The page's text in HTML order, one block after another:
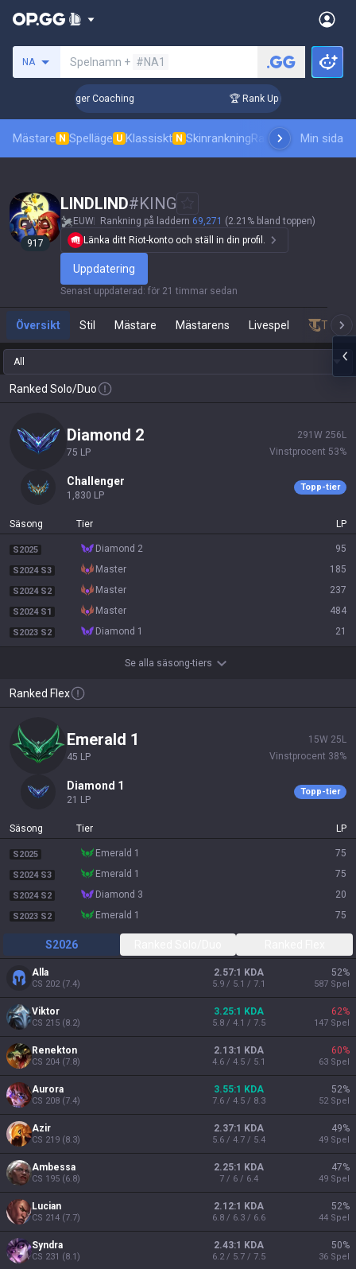
NA Spelnamn + #NA1
Days! Challenger Coaching 🏆 Rank Up in 3 Days!
Mästare N Spelläge U Klassiskt N SkinrankningRanking Pro
Min sida
917
LINDLIND#KING
EUW Rankning på laddern 69,271 (2.21% bland toppen)
Länka ditt Riot-konto och ställ in din profil.
Uppdatering
Senast uppdaterad : för 21 timmar sedan
Översikt Stil Mästare Mästarens Livespel
All
Ranked Solo/Duo
diamond 2
75 LP
291 W 256 L
Vinstprocent 53%
challenger
1,830 LP
Topp-tier
Säsong Tier LP
S2025 diamond 2 95
S2024 S3 master 185
S2024 S2 master 237
S2024 S1 master 484
S2023 S2 diamond 1 21
Se alla säsong-tiers
Ranked Flex
emerald 1
45 LP
15W 25 L
Vinstprocent 38%
diamond 1
21 LP
Topp-tier
Säsong Tier LP
S2025 emerald 1 75
S2024 S3 emerald 1 75
S2024 S2 diamond 3 20
S2023 S2 emerald 1 75
S2026
Alla
CS 202(7.4)
2.57:1 KDA
5.9 / 5.1 / 7.1
52%
587 Spel
Viktor
CS 215 (8.2)
3.25:1 KDA
5.8 / 4.1 / 7.5
62%
147 Spel
Renekton
CS 204 (7.8)
2.13:1 KDA
4.6 / 4.5 / 5.1
60%
63 Spel
Aurora
CS 208 (7.4)
3.55:1 KDA
7.6 / 4.5 / 8.3
52%
52 Spel
Azir
CS 219 (8.3)
2.37:1 KDA
5.6 / 4.7 / 5.4
49%
49 Spel
Ambessa
CS 195 (6.8)
2.25:1 KDA
7 / 6 / 6.4
47%
49 Spel
Lucian
CS 214 (7.7)
2.12:1 KDA
6.8 / 6.3 / 6.6
52%
44 Spel
Syndra
CS 231 (8.1)
2.43:1 KDA
6.2 / 5.7 / 7.5
50%
36 Spel